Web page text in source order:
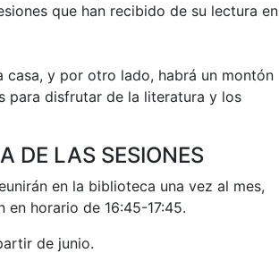
que han recibido de su lectura en
y por otro lado, habrá un montón
para disfrutar de la literatura y los
DE LAS SESIONES
en la biblioteca una vez al mes,
en horario de 16:45-17:45.
de junio.